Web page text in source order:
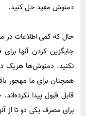
دمنوش مفید حل کنید.
حال که کمی‌ اطلاعات در
جایگزین کردن آنها
نکنید. دمنوش‌ها هریک
همچنان برای ما مهجور
قابل قبول پیدا
برای مصرف یکی دو تا از